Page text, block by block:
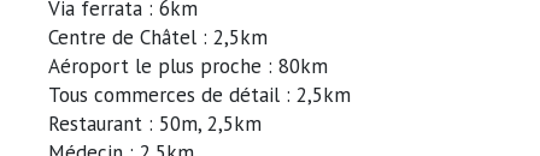
Via ferrata : 6km
Centre de Châtel : 2,5km
Aéroport le plus proche : 80km
Tous commerces de détail : 2,5km
Restaurant : 50m, 2,5km